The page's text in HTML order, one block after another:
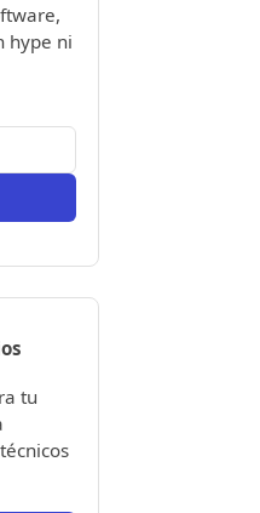
hype ni
tu